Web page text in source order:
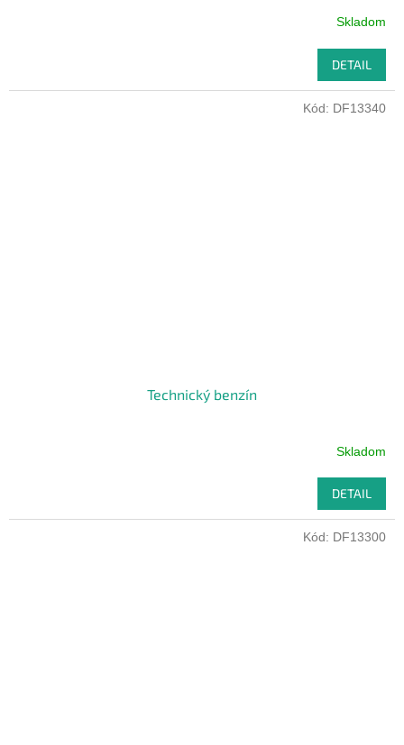
Skladom
DETAIL
Technický benzín
Skladom
DETAIL
Kód: DF13340
Kód: DF13300